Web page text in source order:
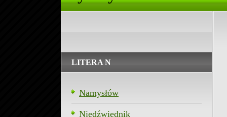
LITERA N
Namysłów
Niedźwiednik